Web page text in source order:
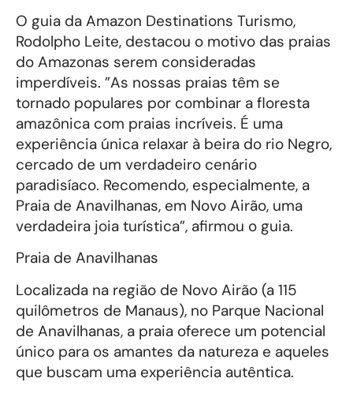
O guia da Amazon Destinations Turismo,
Rodolpho Leite, destacou o motivo das praias
do Amazonas serem consideradas
imperdíveis. ”As nossas praias têm se
tornado populares por combinar a floresta
amazônica com praias incríveis. É uma
experiência única relaxar à beira do rio Negro,
cercado de um verdadeiro cenário
paradisíaco. Recomendo, especialmente, a
Praia de Anavilhanas, em Novo Airão, uma
verdadeira joia turística”, afirmou o guia.
Praia de Anavilhanas
Localizada na região de Novo Airão (a 115
quilômetros de Manaus), no Parque Nacional
de Anavilhanas, a praia oferece um potencial
único para os amantes da natureza e aqueles
que buscam uma experiência autêntica.